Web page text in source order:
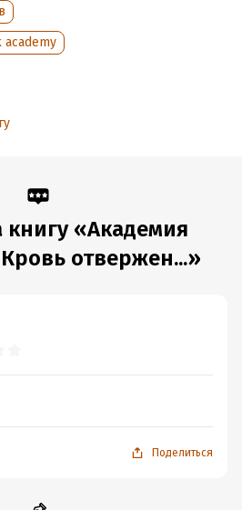
academy
«Академия
отвержен...»
Поделиться